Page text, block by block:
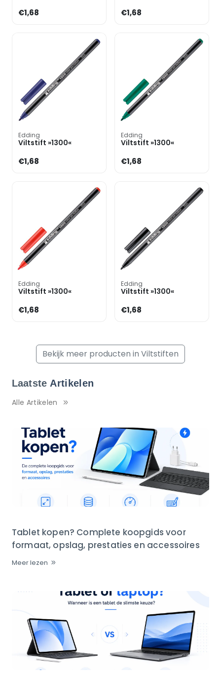
€1,68 €1,68
Edding
Viltstift »1300«
€1,68
Edding
Viltstift »1300«
€1,68
Edding
Viltstift »1300«
€1,68
Edding
Viltstift »1300«
€1,68
Bekijk meer producten in Viltstiften
Laatste Artikelen
Alle Artikelen
Tablet kopen? Complete koopgids voor
formaat, opslag, prestaties en accessoires
Meer lezen